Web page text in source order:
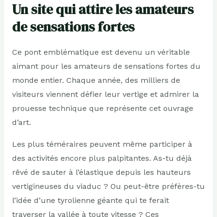
Un site qui attire les amateurs
de sensations fortes
Ce pont emblématique est devenu un véritable
aimant pour les amateurs de sensations fortes du
monde entier. Chaque année, des milliers de
visiteurs viennent défier leur vertige et admirer la
prouesse technique que représente cet ouvrage
d’art.
Les plus téméraires peuvent même participer à
des activités encore plus palpitantes. As-tu déjà
rêvé de sauter à l’élastique depuis les hauteurs
vertigineuses du viaduc ? Ou peut-être préfères-tu
l’idée d’une tyrolienne géante qui te ferait
traverser la vallée à toute vitesse ? Ces